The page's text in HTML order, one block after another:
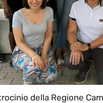
della Regione